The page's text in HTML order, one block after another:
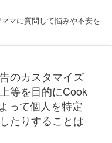
マに質問して悩みや不安を
のカスタマイズ
等を目的にCook
って個人を特定
たりすることは
情報を配信中